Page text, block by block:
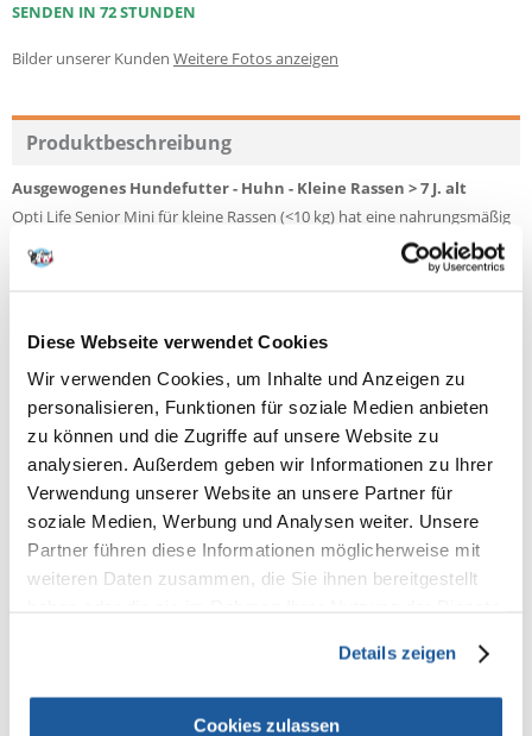
Diese Webseite verwendet Cookies
Wir verwenden Cookies, um Inhalte und Anzeigen zu
personalisieren, Funktionen für soziale Medien anbieten
zu können und die Zugriffe auf unsere Website zu
analysieren. Außerdem geben wir Informationen zu Ihrer
Verwendung unserer Website an unsere Partner für
soziale Medien, Werbung und Analysen weiter. Unsere
Partner führen diese Informationen möglicherweise mit
weiteren Daten zusammen, die Sie ihnen bereitgestellt
Details zeigen
Cookies zulassen
SENDEN IN 72 STUNDEN
Bilder unserer Kunden Weitere Fotos anzeigen
Produktbeschreibung
Ausgewogenes Hundefutter - Huhn - Kleine Rassen > 7 J. alt
Opti Life Senior Mini für kleine Rassen (<10 kg) hat eine nahrungsmäßig
perfekt ausgewogene Rezeptur auf der Basis von Huhn und Reis, mit
der Sie Ihren Hund gesund und vital halten können.
Verdauung & Kotkonsistenz
Unterstützt das Immunsystem und schützt zusätzlich gegen
Ein schmackhaftes angepasstes Extrudat von 9 mm sorgt für eine flotte
Aufnahme
ZUSAMMENSETZUNG
Huhn (dehydriert, 32%), Reis (32%), Reismehl, pflanzliche Fasern,
Tierfett, Leinsaat, Lachsöl, Bierhefe, Mineralstoffe, getrocknete ganze
Eier, FOS, MOS, Lecithin, Seealgen (Ascophyllum nodosum), Rosmarin,
Ringelblume, grüner Tee
Protein 27,0%, Fettgehalt 12,0%, Rohfaser 4,0%, Rohasche 6,5%, Calcium